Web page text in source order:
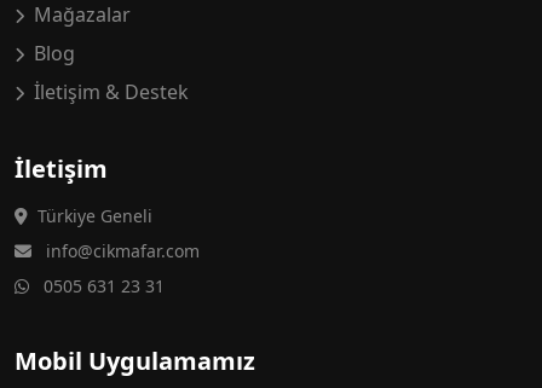
Mağazalar
Blog
İletişim & Destek
İletişim
Türkiye Geneli
info@cikmafar.com
0505 631 23 31
Mobil Uygulamamız